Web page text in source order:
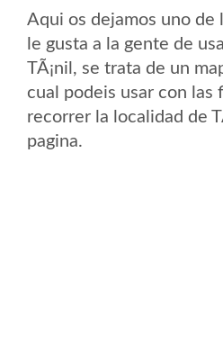
Aqui os dejamos uno de
le gusta a la gente de
TÃ¡nil, se trata de un
cual podeis usar con las
recorrer la localidad de
pagina.